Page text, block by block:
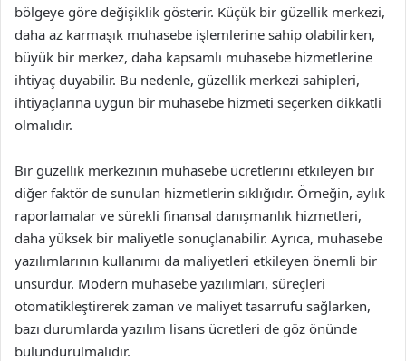
bölgeye göre değişiklik gösterir. Küçük bir güzellik merkezi,
daha az karmaşık muhasebe işlemlerine sahip olabilirken,
büyük bir merkez, daha kapsamlı muhasebe hizmetlerine
ihtiyaç duyabilir. Bu nedenle, güzellik merkezi sahipleri,
ihtiyaçlarına uygun bir muhasebe hizmeti seçerken dikkatli
olmalıdır.
Bir güzellik merkezinin muhasebe ücretlerini etkileyen bir
diğer faktör de sunulan hizmetlerin sıklığıdır. Örneğin, aylık
raporlamalar ve sürekli finansal danışmanlık hizmetleri,
daha yüksek bir maliyetle sonuçlanabilir. Ayrıca, muhasebe
yazılımlarının kullanımı da maliyetleri etkileyen önemli bir
unsurdur. Modern muhasebe yazılımları, süreçleri
otomatikleştirerek zaman ve maliyet tasarrufu sağlarken,
bazı durumlarda yazılım lisans ücretleri de göz önünde
bulundurulmalıdır.